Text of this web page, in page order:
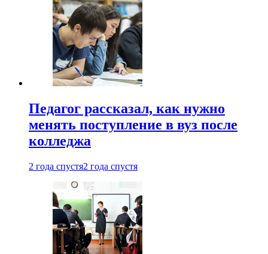
Педагог рассказал, как нужно
менять поступление в вуз после
колледжа
2 года спустя2 года спустя